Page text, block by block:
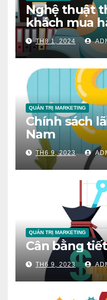
Nghệ thuật
khách mua
TH8 1, 2024
QUẢN TRỊ MARKETING
Chính sách
Nam
TH6 9, 2023
QUẢN TRỊ MARKETING
Cân bằng
TH6 9, 2023